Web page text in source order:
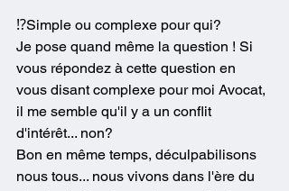
⁉️Simple ou complexe pour qui?
Je pose quand même la question ! Si
vous répondez à cette question en
vous disant complexe pour moi Avocat,
il me semble qu'il y a un conflit
d'intérêt... non?
Bon en même temps, déculpabilisons
nous tous... nous vivons dans l'ère du